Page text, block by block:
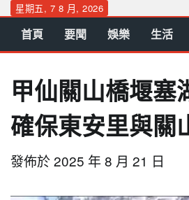
Skip
content
星期五, 7 8 月, 2026
首頁 要聞 娛樂 生活
甲仙關山橋堰
確保東安里與關
發佈於2025 年 8 月 21 日